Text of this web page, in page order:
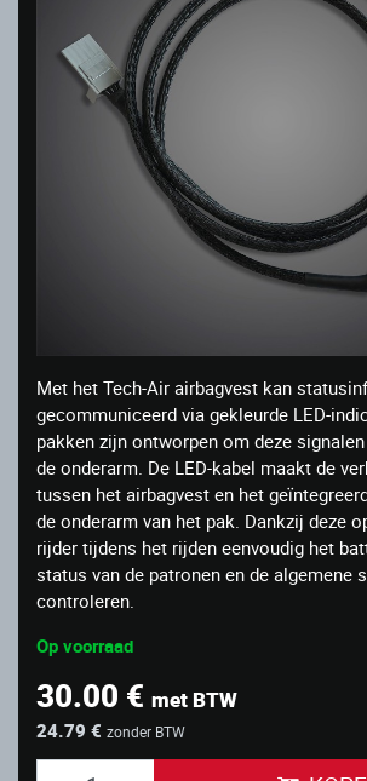
Met het Tech-Air airbagvest kan
gecommuniceerd via gekleurde LED-
pakken zijn ontworpen om deze
de onderarm. De LED-kabel maakt de
tussen het airbagvest en het
de onderarm van het pak. Dankzij deze
rijder tijdens het rijden eenvoudig het
status van de patronen en de algemene
controleren.
Op voorraad
30.00 € met BTW
24.79 € zonder BTW